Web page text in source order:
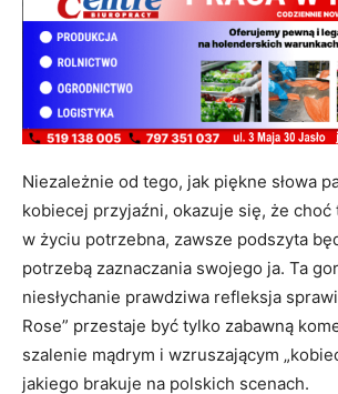
Niezależnie od tego, jak piękne słowa
kobiecej przyjaźni, okazuje się, że choć
w życiu potrzebna, zawsze podszyta
potrzebą zaznaczania swojego ja. Ta
niesłychanie prawdziwa refleksja
Rose” przestaje być tylko zabawną
szalenie mądrym i wzruszającym
jakiego brakuje na polskich scenach.